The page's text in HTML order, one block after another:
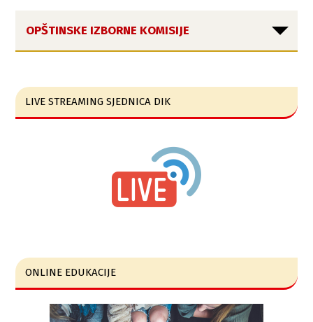
OPŠTINSKE IZBORNE KOMISIJE
LIVE STREAMING SJEDNICA DIK
ONLINE EDUKACIJE